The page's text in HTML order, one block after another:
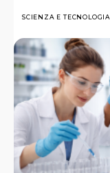
SCIENZA E TECNOLOGIA